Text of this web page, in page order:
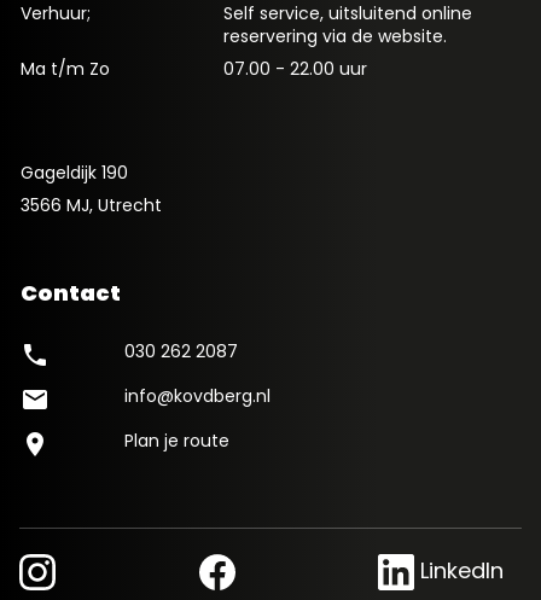
Verhuur;
Self service, uitsluitend online
reservering via de website.
Ma t/m Zo
07.00 - 22.00 uur
Gageldijk 190
3566 MJ, Utrecht
Contact
phone 030 262 2087
mail info@kovdberg.nl
location_on Plan je route
LinkedIn